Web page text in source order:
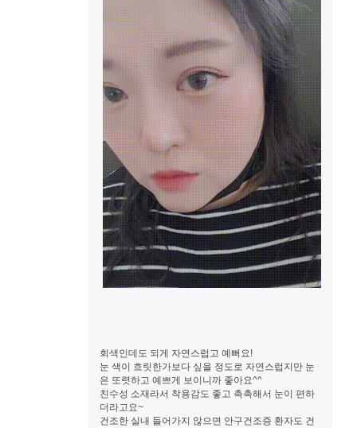
회색인데도 되게 자연스럽고 예뻐요!
눈 색이 흐릿한가보다 싶을 정도로 자연스럽지만 눈
은 또렷하고 예쁘게 보이니까 좋아요^^
친수성 소재라서 착용감도 좋고 촉촉해서 눈이 편하
더라고요~
건조한 실내 들어가지 않으면 안구건조증 환자도 건